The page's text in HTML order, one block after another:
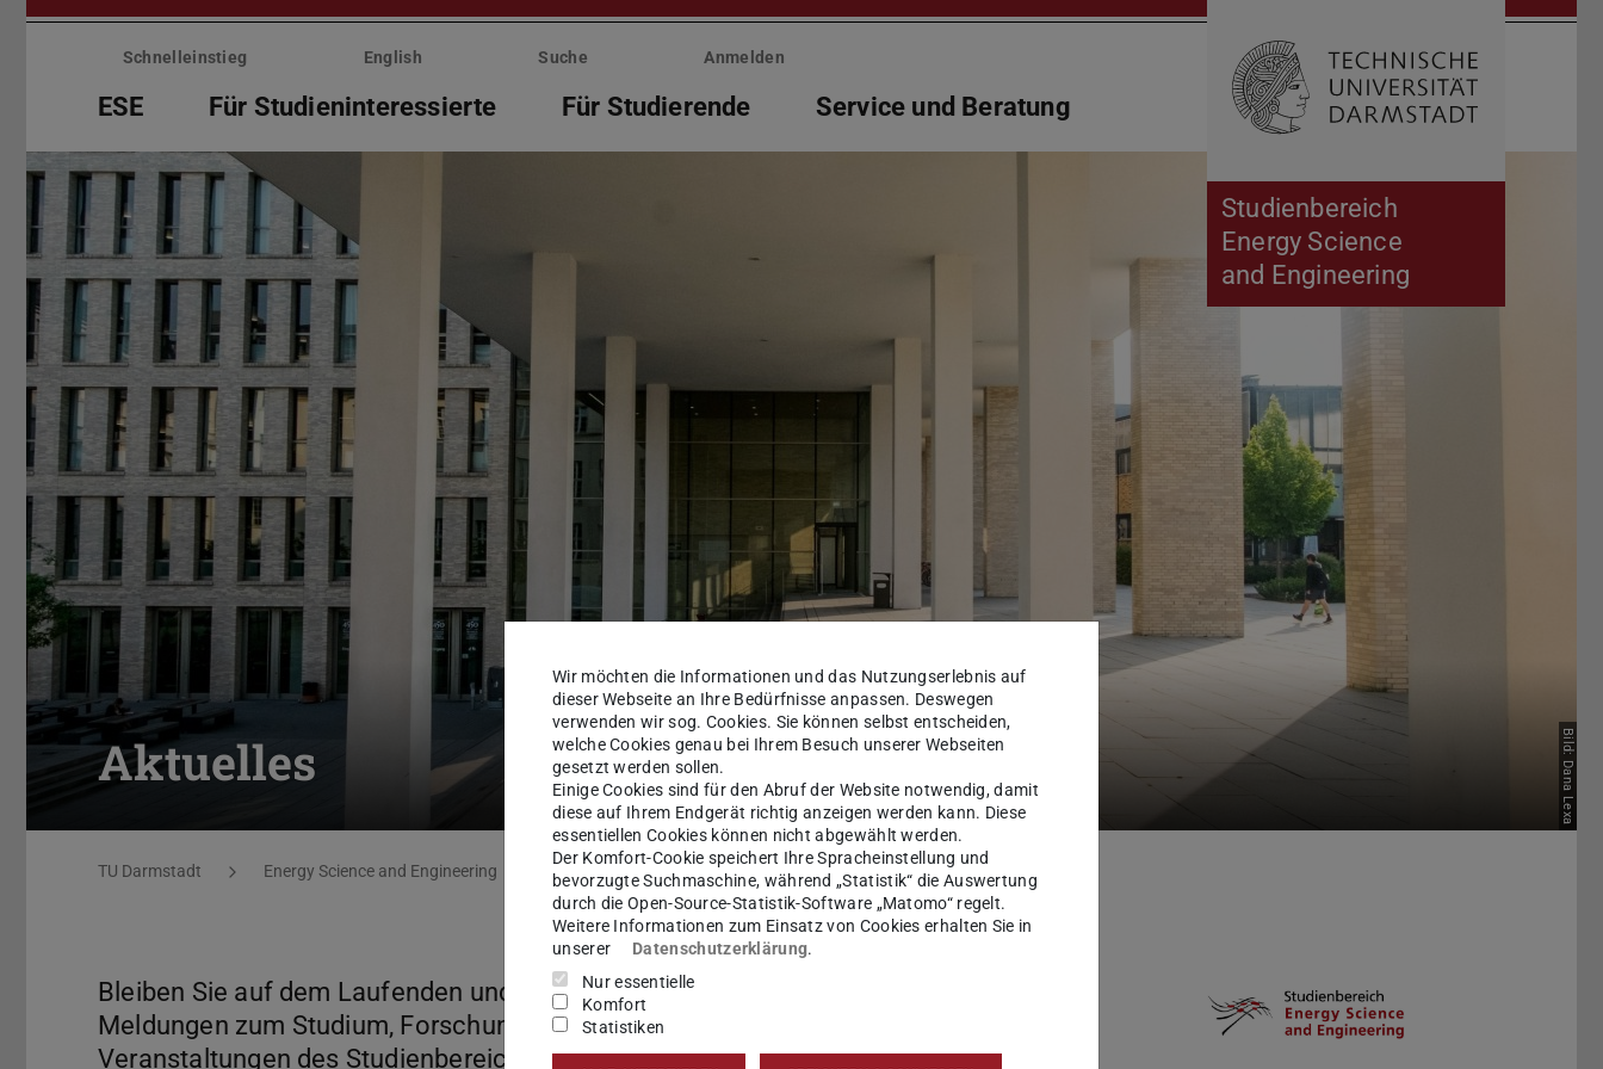
Menü
überspringen
Studienbereich
Energy Science
and Engineering
Schnelleinstieg English Suche Anmelden
ESE Für Studieninteressierte Für Studierende Service und Beratung Suche öffnen
Aktuelles Bild: Dana Lexa
Sie befinden sich hier:
TU Darmstadt Energy Science and Engineering
Bleiben Sie auf dem Laufenden und informieren Sie sich hier über aktuelle
Meldungen zum Studium, Forschungsprojekten, Auszeichnungen sowie
Veranstaltungen des Studienbereichs Energy Science and Engineering und
Wir möchten die Informationen und das Nutzungserlebnis auf
dieser Webseite an Ihre Bedürfnisse anpassen. Deswegen
verwenden wir sog. Cookies. Sie können selbst entscheiden,
welche Cookies genau bei Ihrem Besuch unserer Webseiten
gesetzt werden sollen.
Einige Cookies sind für den Abruf der Website notwendig, damit
diese auf Ihrem Endgerät richtig anzeigen werden kann. Diese
essentiellen Cookies können nicht abgewählt werden.
Der Komfort-Cookie speichert Ihre Spracheinstellung und
bevorzugte Suchmaschine, während „Statistik“ die Auswertung
durch die Open-Source-Statistik-Software „Matomo“ regelt.
Weitere Informationen zum Einsatz von Cookies erhalten Sie in
unserer
Datenschutzerklärung.
Nur essentielle
Komfort
Statistiken